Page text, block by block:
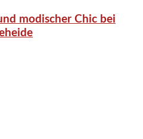
modischer Chic bei